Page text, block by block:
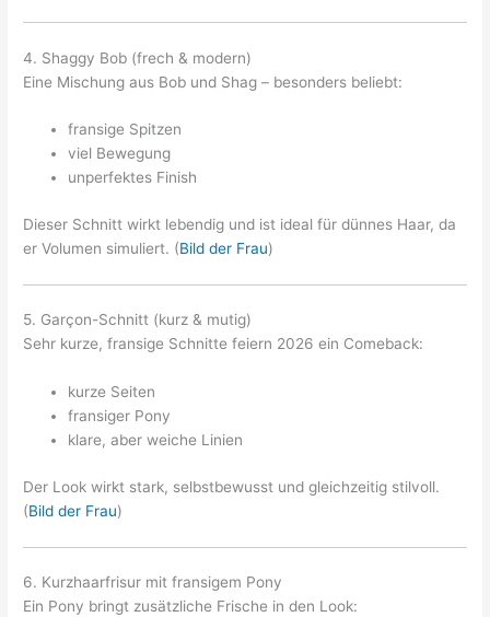
4. Shaggy Bob (frech & modern)
Eine Mischung aus Bob und Shag – besonders beliebt:
fransige Spitzen
viel Bewegung
unperfektes Finish
Dieser Schnitt wirkt lebendig und ist ideal für dünnes Haar, da
er Volumen simuliert. (Bild der Frau)
5. Garçon-Schnitt (kurz & mutig)
Sehr kurze, fransige Schnitte feiern 2026 ein Comeback:
kurze Seiten
fransiger Pony
klare, aber weiche Linien
Der Look wirkt stark, selbstbewusst und gleichzeitig stilvoll.
(Bild der Frau)
6. Kurzhaarfrisur mit fransigem Pony
Ein Pony bringt zusätzliche Frische in den Look: